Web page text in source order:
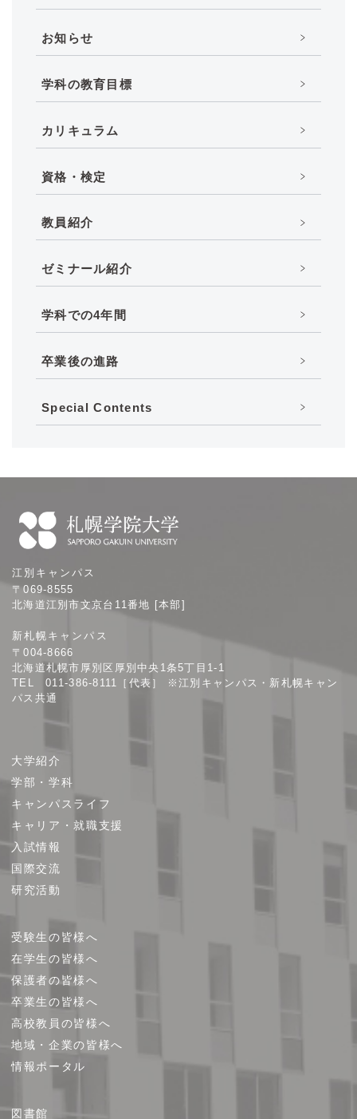
お知らせ
学科の教育目標
カリキュラム
資格・検定
教員紹介
ゼミナール紹介
学科での4年間
卒業後の進路
Special Contents
幌
学
大
学
江別キャンパス
〒069-8555
北海道江別市文京台11番地 [本部]
新札幌キャンパス
〒004-8666
北海道札幌市厚別区厚別中央1条5丁目1-1
TEL 011-386-8111［代表］ ※江別キャンパス・新札幌キャン
パス共通
ト
プ
大学紹介
学部・学科
キャンパスライフ
キャリア・就職支援
入試情報
国際交流
研究活動
受験生の皆様へ
在学生の皆様へ
保護者の皆様へ
卒業生の皆様へ
高校教員の皆様へ
地域・企業の皆様へ
情報ポータル
図書館